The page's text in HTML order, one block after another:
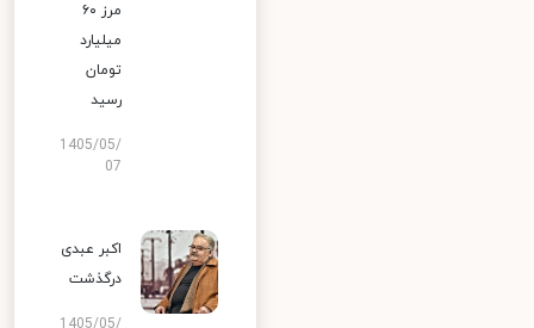
مرز ۶۰
میلیارد
تومان
رسید
1405/05/
07
اکبر عبدی
درگذشت